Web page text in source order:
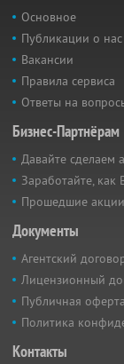
Основное
Публикации о нас
Вакансии
Правила сервиса
Ответы на
Бизнес-Партнёрам
Давайте сделаем
Заработайте, как
Прошедшие акции
Документы
Агентский
Лицензионный
Публичная оферта
Политика
Контакты